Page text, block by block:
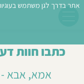
כתבו חוות
אמא, אבא -
אתר בדרך לגן משתמש